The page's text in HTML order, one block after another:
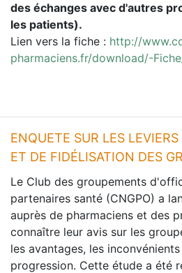
des échanges avec d'autres
les patients).
Lien vers la fiche : http://
pharmaciens.fr/download/-
ENQUETE SUR LES
ET DE FIDÉLISATION DES
Le Club des groupements
partenaires santé (CNGPO) a
auprès de pharmaciens et des
connaître leur avis sur les
les avantages, les
progression. Cette étude a été